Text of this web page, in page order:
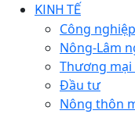
KINH TẾ
Công nghiệp
Nông-Lâm
Thương mại
Đầu tư
Nông thôn